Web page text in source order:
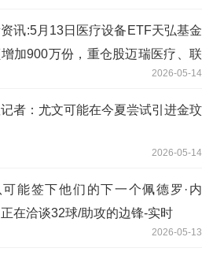
讯:5月13日医疗设备ETF天弘基金
加900万份，重仓股迈瑞医疗、联
2026-05-14
者：尤文可能在今夏尝试引进金玟
2026-05-14
可能签下他们的下一个佩德罗·内
在洽谈32球/助攻的边锋-实时
2026-05-13